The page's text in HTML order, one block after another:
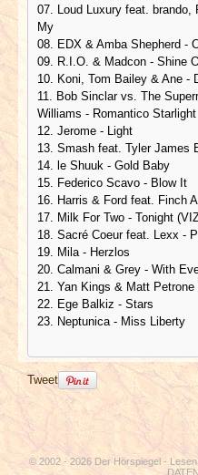
07. Loud Luxury feat.
My
08. EDX & Amba Shepherd -
09. R.I.O. & Madcon - Shine
10. Koni, Tom Bailey & Ane -
11. Bob Sinclar vs. The
Williams - Romantico Starlight
12. Jerome - Light
13. Smash feat. Tyler James
14. le Shuuk - Gold Baby
15. Federico Scavo - Blow It
16. Harris & Ford feat. Finch
17. Milk For Two - Tonight
18. Sacré Coeur feat. Lexx -
19. Mila - Herzlos
20. Calmani & Grey - With
21. Yan Kings & Matt
22. Ege Balkiz - Stars
23. Neptunica - Miss Liberty
Tweet
© 2002 - 2026 Der Hörspiegel -